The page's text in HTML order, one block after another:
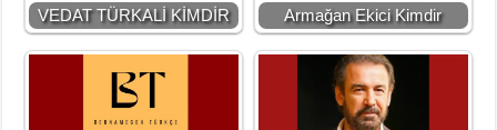
VEDAT TÜRKALİ KİMDİR Armağan Ekici Kimdir